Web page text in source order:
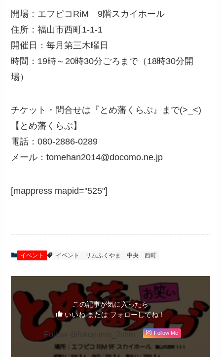
開場：エフピコRiM 9階スカイホール
住所：福山市西町1-1-1
開催日：毎月第三木曜日
時間：19時～20時30分ごろまで（18時30分開
場）
チケット・問合せは『とめ藩くらぶ』まで(>_<)
【とめ藩くらぶ】
電話：080-2886-0289
メール：tomehan2014@docomo.ne.jp
[mappress mapid="525"]
イベント イベント リムふくやま 中央 西町
この記事が気に入ったら
いいね または フォローしてね！
Follow @fukuyama_2shin Follow Me